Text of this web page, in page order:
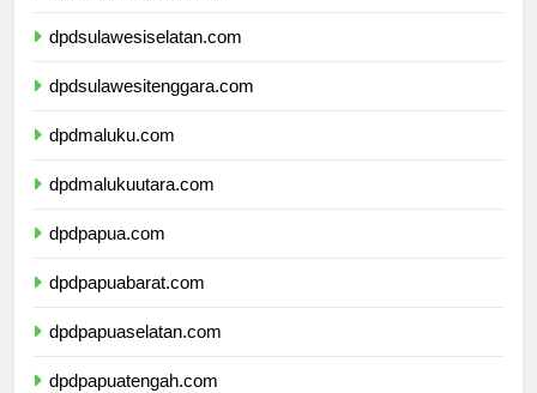
dpdsulawesiselatan.com
dpdsulawesitenggara.com
dpdmaluku.com
dpdmalukuutara.com
dpdpapua.com
dpdpapuabarat.com
dpdpapuaselatan.com
dpdpapuatengah.com